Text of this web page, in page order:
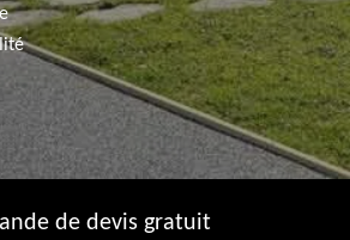
de devis gratuit